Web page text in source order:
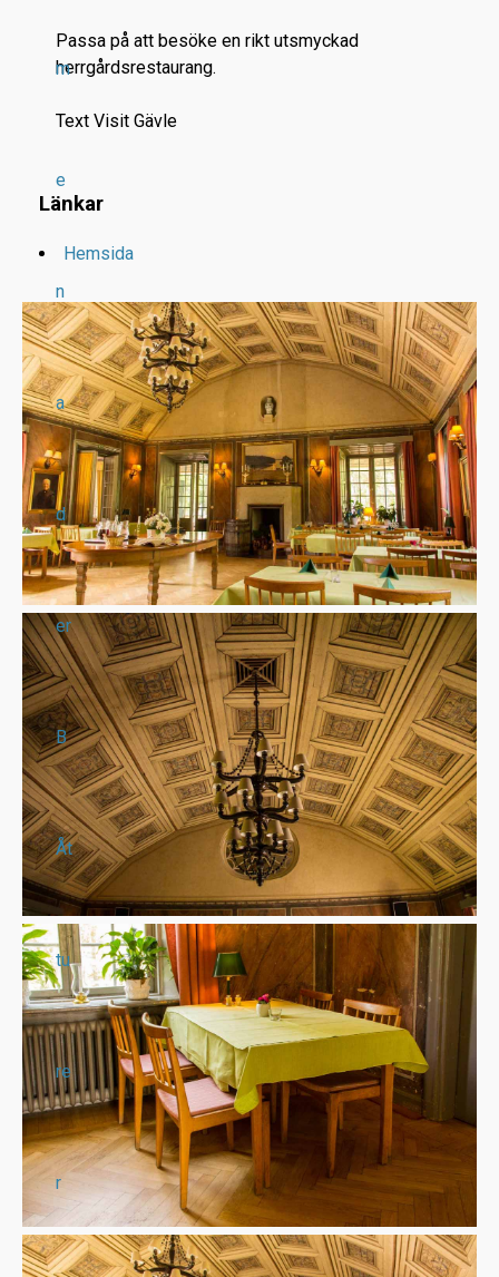
m
e
n
a
d
er
B
Åt
tu
re
r
Passa på att besöke en rikt utsmyckad
herrgårdsrestaurang.
Text Visit Gävle
Länkar
Hemsida